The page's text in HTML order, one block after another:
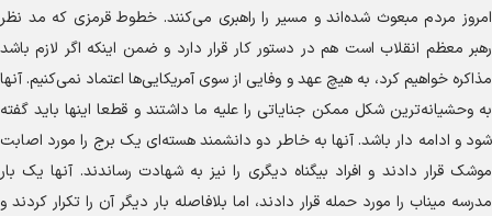
امروز مردم مبعوث شده‌اند و مسیر را راهبری می‌کنند. خطوط قرمزی که مد نظر
رهبر معظم انقلاب است هم در دستور کار قرار دارد و ضمن اینکه اگر لازم باشد
مذاکره خواهیم کرد، به هیچ عهد و وفایی از سوی آمریکایی‌ها اعتماد نمی‌کنیم. آنها
به وحشیانه‌ترین شکل ممکن جنایاتی را علیه ما داشتند و قطعا اینها باید گفته
شود و ادامه دار باشد. آنها به خاطر دو دانشمند هسته‌ای یک برج را مورد اصابت
موشک قرار دادند و افراد بیگناه دیگری را نیز به شهادت رساندند. آنها یک بار
مدرسه میناب را مورد حمله قرار دادند، اما بلافاصله بار دیگر آن را تکرار کردند و